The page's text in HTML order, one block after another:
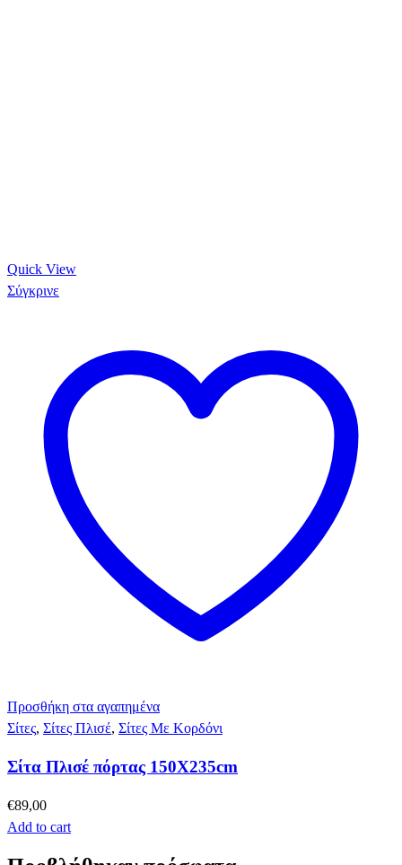
Quick View
Σύγκρινε
Προσθήκη στα αγαπημένα
Σίτες, Σίτες Πλισέ, Σίτες Με Κορδόνι
Σίτα Πλισέ πόρτας 150Χ235cm
€89,00
Add to cart